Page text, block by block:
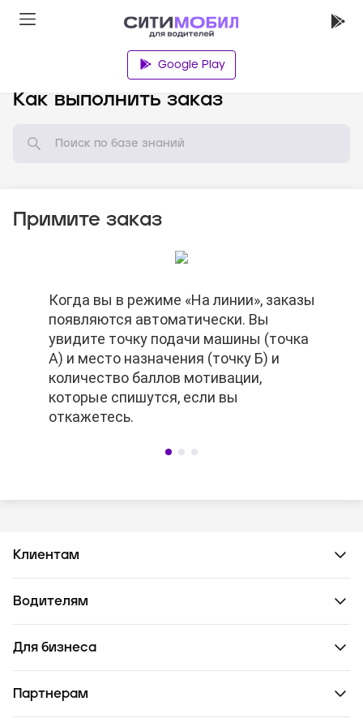
Google Play
Как выполнить заказ
Примите заказ
Нажмите на кнопку «Маршрут» и
выберите ваш любимый навигатор.
Когда вы в режиме «На линии», заказы
появляются автоматически. Вы
увидите точку подачи машины (точка
А) и место назначения (точку Б) и
количество баллов мотивации,
которые спишутся, если вы
откажетесь.
Нажмите на кнопку «Принять заказ»
Нажмите на кнопку «Маршрут» и
выберите ваш любимый навигатор.
Когда вы в режиме «На линии», заказы
появляются автоматически. Вы
увидите точку подачи машины (точка
А) и место назначения (точку Б) и
количество баллов мотивации,
которые спишутся, если вы
откажетесь.
Клиентам
Водителям
Для бизнеса
Партнерам